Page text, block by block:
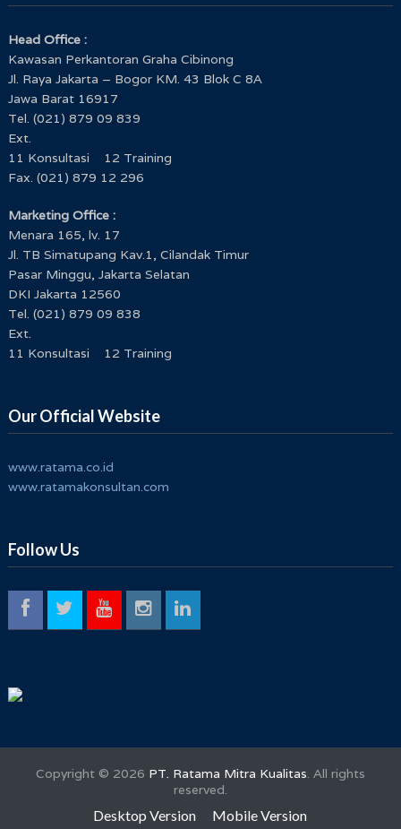
Head Office :
Kawasan Perkantoran Graha Cibinong
Jl. Raya Jakarta – Bogor KM. 43 Blok C 8A
Jawa Barat 16917
Tel. (021) 879 09 839
Ext.
11 Konsultasi 12 Training
Fax. (021) 879 12 296
Marketing Office :
Menara 165, lv. 17
Jl. TB Simatupang Kav.1, Cilandak Timur
Pasar Minggu, Jakarta Selatan
DKI Jakarta 12560
Tel. (021) 879 09 838
Ext.
11 Konsultasi 12 Training
Our Official Website
www.ratama.co.id
www.ratamakonsultan.com
Follow Us
Copyright © 2026 PT. Ratama Mitra Kualitas. All rights
reserved.
Desktop Version Mobile Version